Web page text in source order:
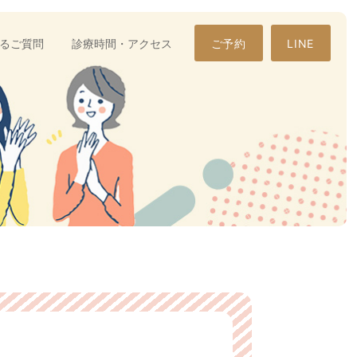
ご質問 診療時間・アクセス ご予約 LINE